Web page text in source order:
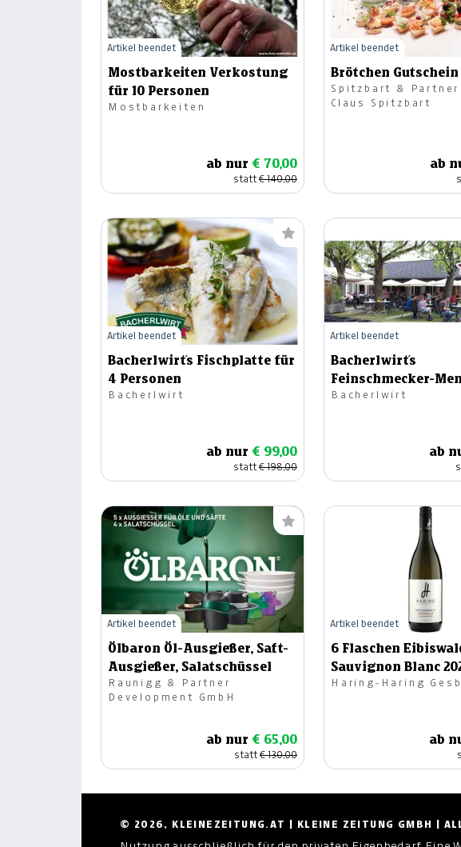
Mostbarkeiten Verkostung
für 10 Personen
Mostbarkeiten
ab nur € 70,00
statt€ 140,00
Artikel beendet
Brötchen Gutschein
Spitzbart & Partner
Claus Spitzbart
ab
Artikel beendet
Bacherlwirt´s Fischplatte für
4 Personen
Bacherlwirt
ab nur € 99,00
statt€ 198,00
Artikel beendet
Bacherlwirt´s
Feinschmecker-
Personen
Bacherlwirt
ab
Artikel beendet
Ölbaron Öl-Ausgießer, Saft-
Ausgießer, Salatschüssel
Raunigg & Partner
Development GmbH
ab nur € 65,00
statt€ 130,00
Artikel beendet
6 Flaschen
Sauvignon Blanc
Haring-Haring
ab
Artikel beendet
© 2026, KLEINEZEITUNG.AT | KLEINE ZEITUNG GMBH |